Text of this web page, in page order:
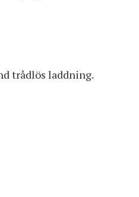
trådlös laddning.